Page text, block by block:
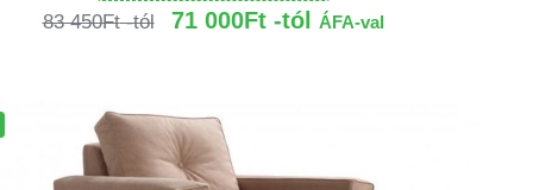
83 450Ft 71 000Ft ÁFA-val